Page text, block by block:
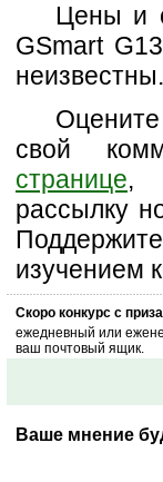
Цены и
GSmart
неизвестны.
свой
странице
рассылку
изучением
Скоро конкурс с
ежедневный или
ваш почтовый ящик.
Ваше мнение